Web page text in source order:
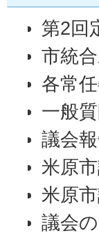
第2回
市統
各常
一般
議会
米原
米原
議会